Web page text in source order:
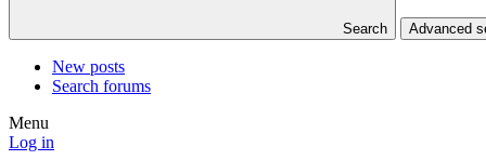
Search Advanced
New posts
Search forums
Menu
Log in